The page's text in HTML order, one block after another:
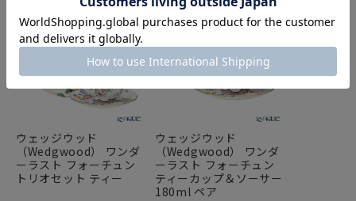
ウェッジウッド
（Wedgwood） ワンダ
ーラスト フォーチュン
トリオセット ティー
ウェッジウッド
（Wedgwood） ワンダ
ーラスト フォーチュン
ティーカップ＆ソーサー
180ml ペア